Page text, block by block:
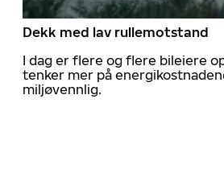
Dekk med lav rullemotstand
I dag er flere og flere bileiere
tenker mer på
miljøvennlig.